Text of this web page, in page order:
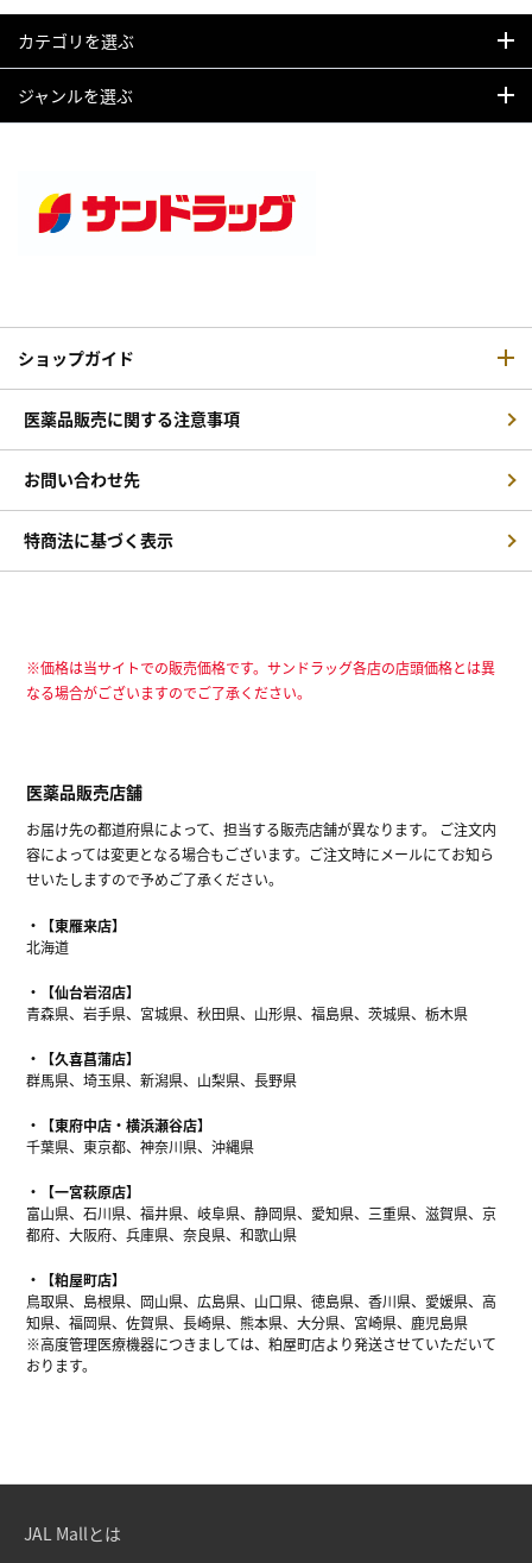
カテゴリを選ぶ
ジャンルを選ぶ
ショップガイド
医薬品販売に関する注意事項
お問い合わせ先
特商法に基づく表示
※価格は当サイトでの販売価格です。サンドラッグ各店の店頭価格とは異
なる場合がございますのでご了承ください。
医薬品販売店舗
お届け先の都道府県によって、担当する販売店舗が異なります。 ご注文内
容によっては変更となる場合もございます。ご注文時にメールにてお知ら
せいたしますので予めご了承ください。
【東雁来店】
北海道
【仙台岩沼店】
青森県、岩手県、宮城県、秋田県、山形県、福島県、茨城県、栃木県
【久喜菖蒲店】
群馬県、埼玉県、新潟県、山梨県、長野県
【東府中店・横浜瀬谷店】
千葉県、東京都、神奈川県、沖縄県
【一宮萩原店】
富山県、石川県、福井県、岐阜県、静岡県、愛知県、三重県、滋賀県、京
都府、大阪府、兵庫県、奈良県、和歌山県
【粕屋町店】
鳥取県、島根県、岡山県、広島県、山口県、徳島県、香川県、愛媛県、高
知県、福岡県、佐賀県、長崎県、熊本県、大分県、宮崎県、鹿児島県
※高度管理医療機器につきましては、粕屋町店より発送させていただいて
おります。
JAL Mallとは